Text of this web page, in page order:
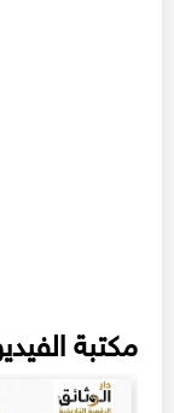
مكتبة الفيديو